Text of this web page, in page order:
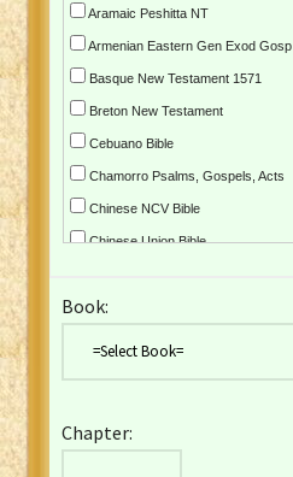
Aramaic Peshitta NT
Armenian Eastern Gen Exod Gosp
Basque New Testament 1571
Breton New Testament
Cebuano Bible
Chamorro Psalms, Gospels, Acts
Chinese NCV Bible
Chinese Union Bible
Czech Kralicka Bible
English YLT 1898 Bible
Book:
Chapter: